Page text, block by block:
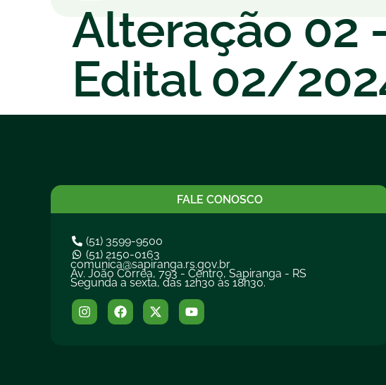
Alteração 02
Edital 02/
FALE CONOSCO
(51) 3599-9500
(51) 2150-0163
comunica@sapiranga.rs.gov.br
Av. João Corrêa, 793 - Centro, Sapiranga - RS
Segunda a sexta, das 12h30 às 18h30.